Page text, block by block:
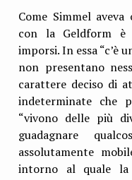
Come Simmel
con la Geldform
imporsi. In essa “c’è
non presentano
carattere deciso di
indeterminate che
“vivono delle più
guadagnare
assolutamente
intorno al quale